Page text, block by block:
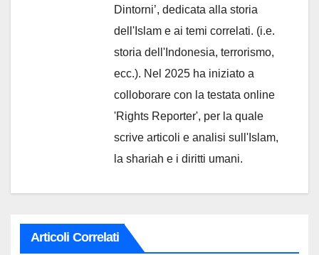
Dintorni’, dedicata alla storia
dell'Islam e ai temi correlati. (i.e.
storia dell'Indonesia, terrorismo,
ecc.). Nel 2025 ha iniziato a
colloborare con la testata online
'Rights Reporter', per la quale
scrive articoli e analisi sull'Islam,
la shariah e i diritti umani.
Articoli Correlati